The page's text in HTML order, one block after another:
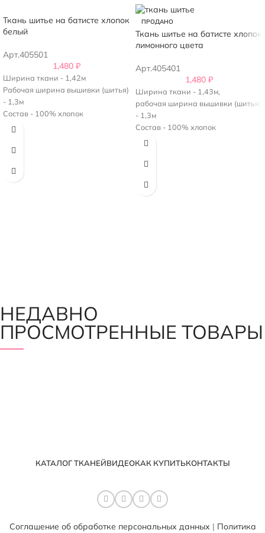
Ткань шитье на батисте хлопок
белый
Арт.405501
1,480 ₽
Ширина ткани - 1,42м
Рабочая ширина вышивки (шитья)
- 1,3м
Состав - 100% хлопок
Плотность - 150 г/м2
ПРОДАНО
Ткань шитье на батисте хлопок
лимонного цвета
Арт.405401
1,480 ₽
Ширина ткани - 1,43м,
рабочая ширина вышивки (шитья)
- 1,3м
Состав - 100% хлопок
Плотность - 130 г/м2
НЕДАВНО
ПРОСМОТРЕННЫЕ ТОВАРЫ
КАТАЛОГ ТКАНЕЙВИДЕОКАК КУПИТЬКОНТАКТЫ
Соглашение об обработке персональных данных | Политика